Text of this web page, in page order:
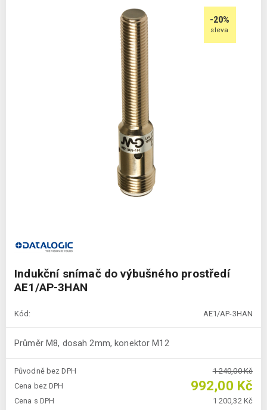
-20%
sleva
Indukční snímač do výbušného prostředí
AE1/AP-3HAN
Kód: AE1/AP-3HAN
Průměr M8, dosah 2mm, konektor M12
Původně bez DPH
1 240,00 Kč
Cena bez DPH
992,00 Kč
Cena s DPH 1 200,32 Kč